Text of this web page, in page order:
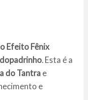
Efeito Fênix
. Esta é a
do Tantra e
e